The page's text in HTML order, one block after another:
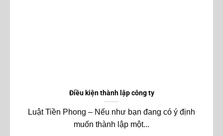
Điều kiện thành lập công ty
Luật Tiền Phong – Nếu như bạn đang có ý định
muốn thành lập một...